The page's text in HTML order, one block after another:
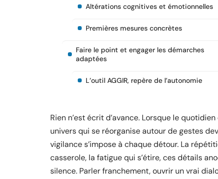
Altérations cognitives et émotionnelles
Premières mesures concrètes
Faire le point et engager les démarches
adaptées
L’outil AGGIR, repère de l’autonomie
Rien n’est écrit d’avance. Lorsque le
univers qui se réorganise autour de gestes
vigilance s’impose à chaque détour. La
casserole, la fatigue qui s’étire, ces détails
silence. Parler franchement, ouvrir un vrai